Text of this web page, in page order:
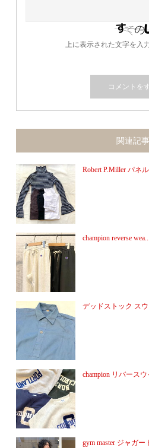
上に表示された文字を入
関連記事
Robert P.Miller パネ
champion reverse wea...
デッドストック ス
champion リバース
gym master ジャガー